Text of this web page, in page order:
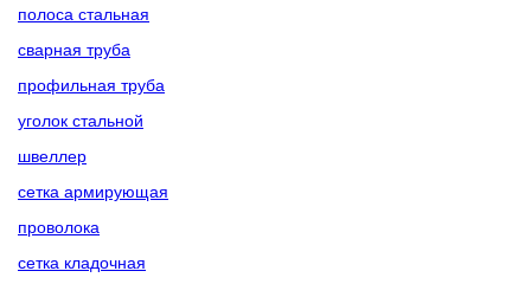
полоса стальная
сварная труба
профильная труба
уголок стальной
швеллер
сетка армирующая
проволока
сетка кладочная